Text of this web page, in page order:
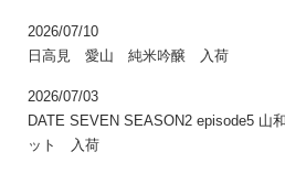
2026/07/10
日高見 愛山 純米吟醸 入荷
2026/07/03
DATE SEVEN SEASON2 episode5 山
ット 入荷